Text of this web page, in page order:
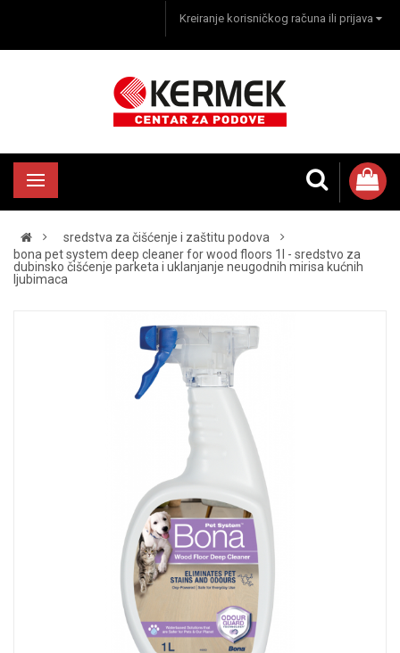
Kreiranje korisničkog računa ili prijava
sredstva za čišćenje i zaštitu podova
bona pet system deep cleaner for wood floors 1l - sredstvo za
dubinsko čišćenje parketa i uklanjanje neugodnih mirisa kućnih
ljubimaca